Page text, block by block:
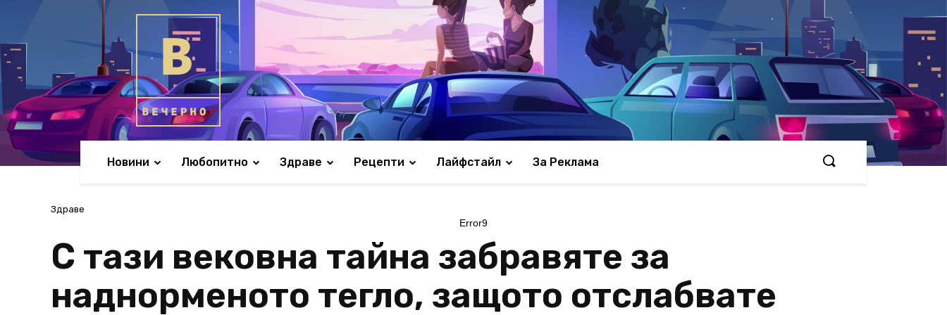
Новини Любопитно Здраве Рецепти Лайфстайл За Реклама
Здраве
Error9
С тази вековна тайна забравяте за
наднорменото тегло, защото отслабвате